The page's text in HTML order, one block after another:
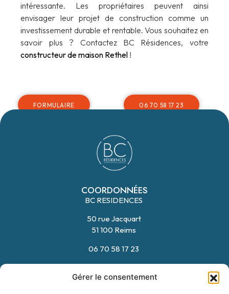
Gérer le consentement
intéressante. Les propriétaires peuvent ainsi
envisager leur projet de construction comme un
investissement durable et rentable. Vous souhaitez en
savoir plus ? Contactez BC Résidences, votre
constructeur de maison Rethel !
COORDONNÉES
BC RESIDENCES
50 rue Jacquart
51 100 Reims
06 70 58 17 23
HORAIRES
FORMULAIRE 06 70 58 17 23